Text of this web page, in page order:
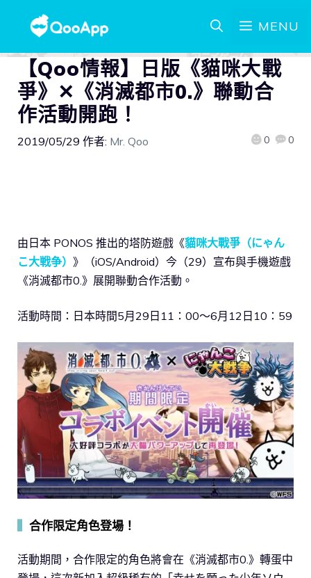
MENU
【Qoo情報】日版《貓咪大戰
爭》✕《消滅都市0.》聯動合
作活動開跑！
2019/05/29 作者: Mr. Qoo 0 0
由日本 PONOS 推出的塔防遊戲《貓咪大戰爭（にゃん
こ大戦争） 》（iOS/Android）今（29）宣布與手機遊戲
《消滅都市0.》展開聯動合作活動。
活動時間：日本時間5月29日11：00～6月12日10：59
合作限定角色登場！
活動期間，合作限定的角色將會在《消滅都市0.》轉蛋中